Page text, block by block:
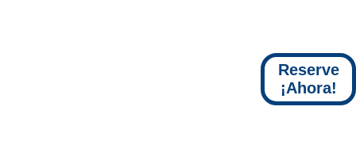
Reserve
¡Ahora!